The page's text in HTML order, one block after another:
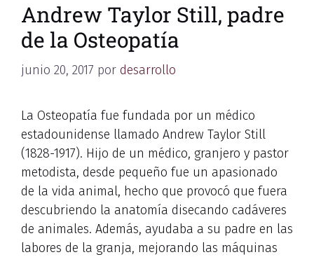
Andrew Taylor Still, padre
de la Osteopatía
junio 20, 2017 por desarrollo
La Osteopatía fue fundada por un médico
estadounidense llamado Andrew Taylor Still
(1828-1917). Hijo de un médico, granjero y pastor
metodista, desde pequeño fue un apasionado
de la vida animal, hecho que provocó que fuera
descubriendo la anatomía disecando cadáveres
de animales. Además, ayudaba a su padre en las
labores de la granja, mejorando las máquinas